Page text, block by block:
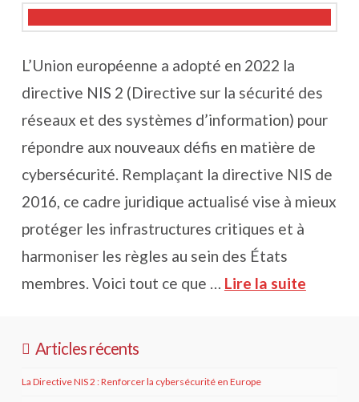
L’Union européenne a adopté en 2022 la
directive NIS 2 (Directive sur la sécurité des
réseaux et des systèmes d’information) pour
répondre aux nouveaux défis en matière de
cybersécurité. Remplaçant la directive NIS de
2016, ce cadre juridique actualisé vise à mieux
protéger les infrastructures critiques et à
harmoniser les règles au sein des États
membres. Voici tout ce que … Lire la suite
Articles récents
La Directive NIS 2 : Renforcer la cybersécurité en Europe